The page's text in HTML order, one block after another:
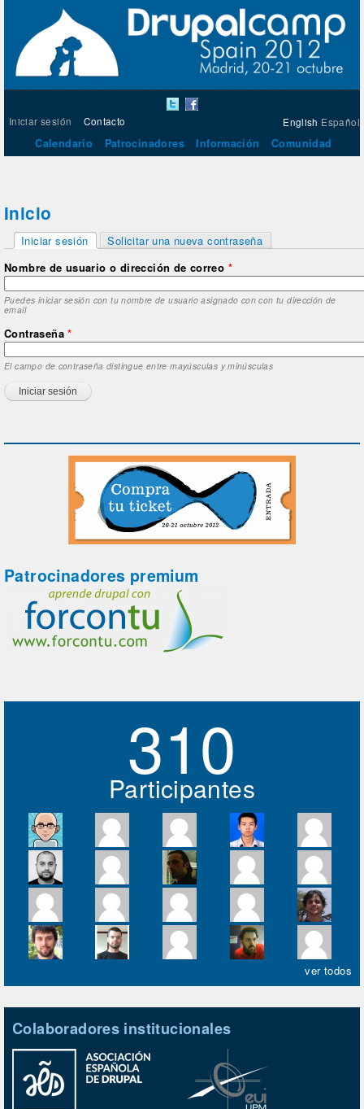
English Español
Iniciar sesión Contacto
Calendario Patrocinadores Información Comunidad
Inicio
Solapas principales
Iniciar sesión
Solicitar una nueva contraseña
Nombre de usuario o dirección de correo *
Puedes iniciar sesión con tu nombre de usuario asignado con con tu dirección de
email
Contraseña*
El campo de contraseña distingue entre mayúsculas y minúsculas
Patrocinadores premium
310
Participantes
ver todos
Colaboradores institucionales